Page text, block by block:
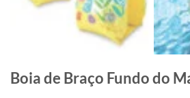
Boia de Braço Fundo do